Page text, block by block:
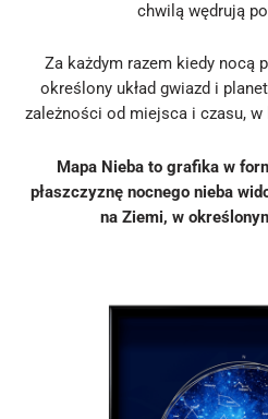
chwilą wędrują
Za każdym razem kiedy nocą
określony układ gwiazd i
zależności od miejsca i czasu,
Mapa Nieba to grafika w
płaszczyznę nocnego nieba
na Ziemi, w